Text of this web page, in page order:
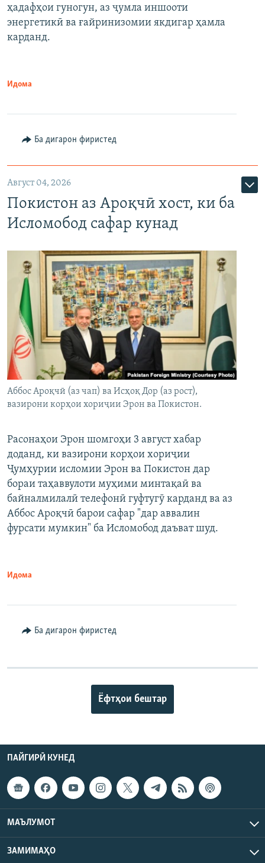
ҳадафҳои гуногун, аз ҷумла иншооти
энергетикӣ ва ғайринизомии якдигар ҳамла
карданд.
Идома
Ба дигарон фиристед
Август 04, 2026
Покистон аз Ароқчӣ хост, ки ба
Исломобод сафар кунад
Аббос Ароқчӣ (аз чап) ва Исҳоқ Дор (аз рост),
вазирони корҳои хориҷии Эрон ва Покистон.
Расонаҳои Эрон шомгоҳи 3 август хабар
доданд, ки вазирони корҳои хориҷии
Ҷумҳурии исломии Эрон ва Покистон дар
бораи таҳаввулоти муҳими минтақаӣ ва
байналмилалӣ телефонӣ гуфтугӯ карданд ва аз
Аббос Ароқчӣ барои сафар "дар аввалин
фурсати мумкин" ба Исломобод даъват шуд.
Идома
Ба дигарон фиристед
Ёфтҳои бештар
ПАЙГИРӢ КУНЕД
МАЪЛУМОТ
ЗАМИМАҲО